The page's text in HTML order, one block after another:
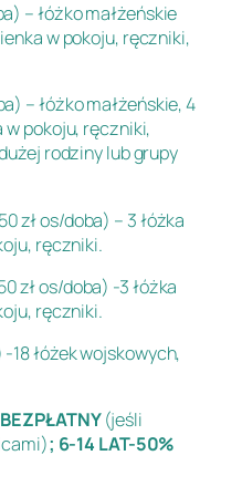
– łóżko małżeńskie
w pokoju, ręczniki,
– łóżko małżeńskie, 4
w pokoju, ręczniki,
rodziny lub grupy
zł os/doba) – 3 łóżka
ręczniki.
zł os/doba) -3 łóżka
ręczniki.
18 łóżek wojskowych,
(jeśli
; 6-14 LAT-50%